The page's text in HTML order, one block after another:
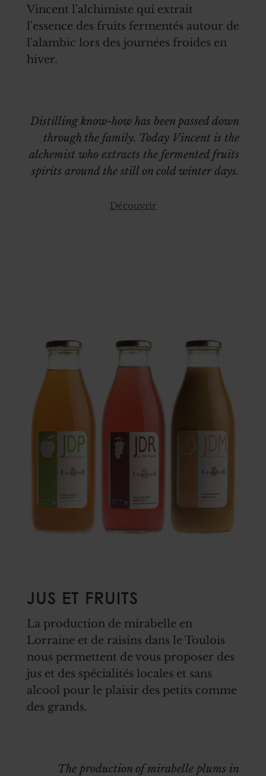
Vincent l'alchimiste qui extrait
l'essence des fruits fermentés autour de
l'alambic lors des journées froides en
hiver.
Distilling know-how has been passed down
through the family. Today Vincent is the
alchemist who extracts the fermented fruits
spirits around the still on cold winter days.
Découvrir
JUS ET FRUITS
La production de mirabelle en
Lorraine et de raisins dans le Toulois
nous permettent de vous proposer des
jus et des spécialités locales et sans
alcool pour le plaisir des petits comme
des grands.
The production of mirabelle plums in